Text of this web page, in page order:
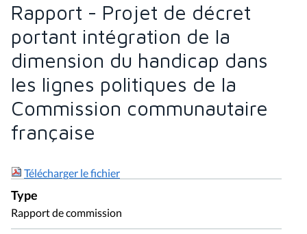
Rapport - Projet de décret
portant intégration de la
dimension du handicap dans
les lignes politiques de la
Commission communautaire
française
Télécharger le fichier
Type
Rapport de commission